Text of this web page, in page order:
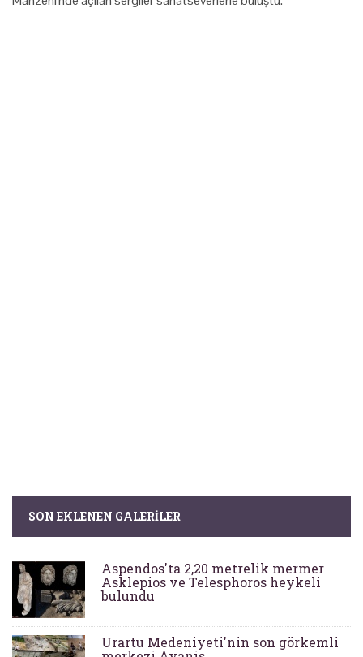
SON EKLENEN GALERILER
Aspendos'ta 2,20 metrelik mermer
Asklepios ve Telesphoros heykeli
bulundu
Urartu Medeniyeti'nin son görkemli